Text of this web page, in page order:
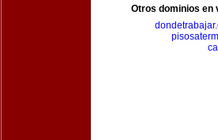
Otros dominios en